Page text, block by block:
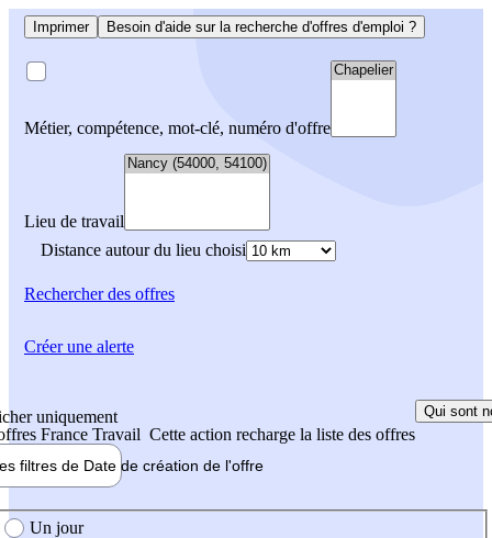
Imprimer Besoin d'aide sur la recherche d'offres d'emploi ?
Métier, compétence, mot-clé, numéro d'offre
Lieu de travail
Distance autour du lieu choisi
Rechercherdes offres
uniquement
France Travail Cette action recharge la liste des offres
Qui sont
filtres de Date de création de l'offre
création de l'offre
Un jour
Créer une alerte